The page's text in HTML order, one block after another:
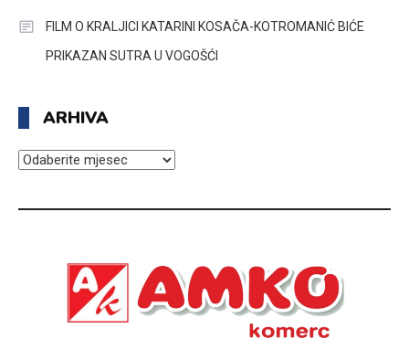
FILM O KRALJICI KATARINI KOSAČA-KOTROMANIĆ BIĆE
PRIKAZAN SUTRA U VOGOŠĆI
ARHIVA
ARHIVA